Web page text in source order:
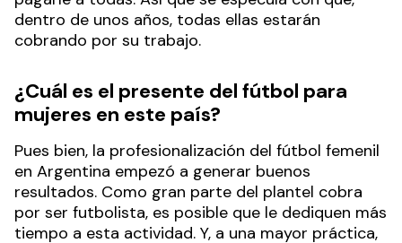
dentro de unos años, todas ellas estarán
cobrando por su trabajo.
¿Cuál es el presente del fútbol para
mujeres en este país?
Pues bien, la profesionalización del fútbol femenil
en Argentina empezó a generar buenos
resultados. Como gran parte del plantel cobra
por ser futbolista, es posible que le dediquen más
tiempo a esta actividad. Y, a una mayor práctica,